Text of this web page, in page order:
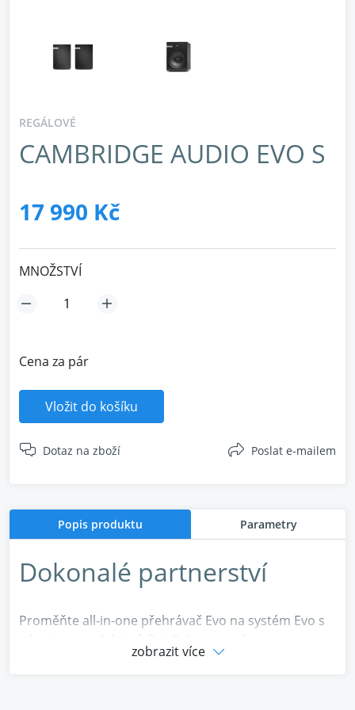
REGÁLOVÉ
CAMBRIDGE AUDIO EVO S
17 990 Kč
MNOŽSTVÍ
Cena za pár
Vložit do košíku
Dotaz na zboží Poslat e-mailem
Popis produktu Parametry
Dokonalé partnerství
Proměňte all-in-one přehrávač Evo na systém Evo s
zkonstruovány tak, aby byly pro Evo dokonalým
zobrazit více